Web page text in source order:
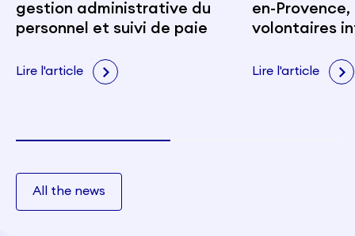
gestion administrative du
personnel et suivi de paie
Lire l'article
en-
volontaires
citoyenneté
Lire l'article
All the news